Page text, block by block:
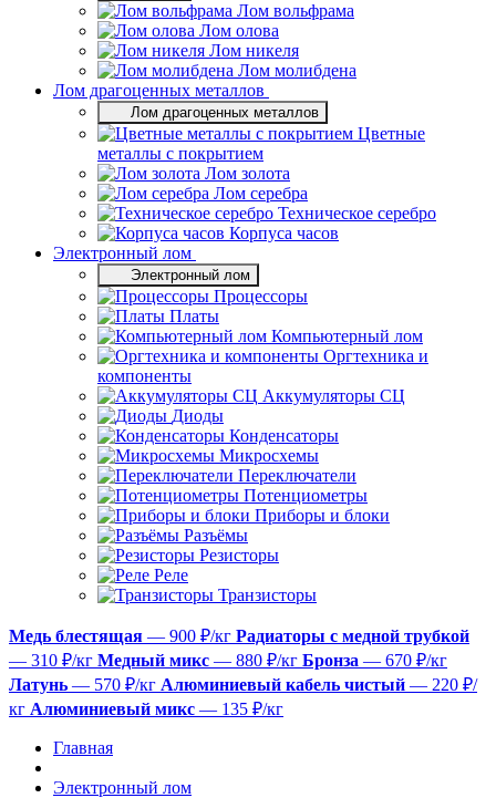
Лом вольфрама
Лом олова
Лом никеля
Лом молибдена
Лом драгоценных металлов
Лом драгоценных металлов
Цветные
металлы с покрытием
Лом золота
Лом серебра
Техническое серебро
Корпуса часов
Электронный лом
Электронный лом
Процессоры
Платы
Компьютерный лом
Оргтехника и
компоненты
Аккумуляторы СЦ
Диоды
Конденсаторы
Микросхемы
Переключатели
Потенциометры
Приборы и блоки
Разъёмы
Резисторы
Реле
Транзисторы
Медь блестящая — 900 ₽/кг Радиаторы с медной трубкой
— 310 ₽/кг Медный микс — 880 ₽/кг Бронза — 670 ₽/кг
Латунь — 570 ₽/кг Алюминиевый кабель чистый — 220 ₽/
кг Алюминиевый микс — 135 ₽/кг
Главная
Электронный лом